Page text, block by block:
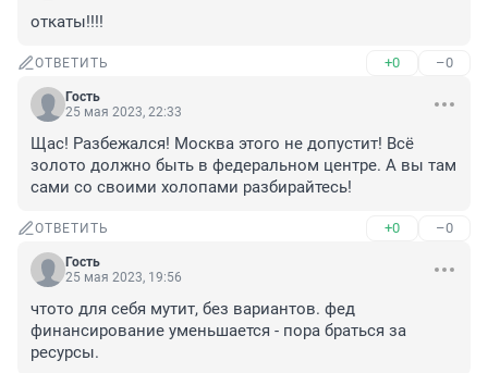
откаты!!!!
ОТВЕТИТЬ +0 –0
Гость
25 мая 2023, 22:33
Щас! Разбежался! Москва этого не допустит! Всё
золото должно быть в федеральном центре. А вы там
сами со своими холопами разбирайтесь!
ОТВЕТИТЬ +0 –0
Гость
25 мая 2023, 19:56
чтото для себя мутит, без вариантов. фед
финансирование уменьшается - пора браться за
ресурсы.